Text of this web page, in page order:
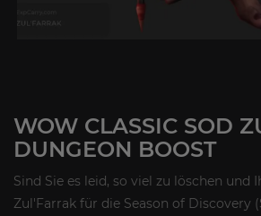
WOW CLASSIC SOD
DUNGEON BOOST
Sind Sie es leid, so viel zu löschen und
Zul'Farrak für die Season of Discovery